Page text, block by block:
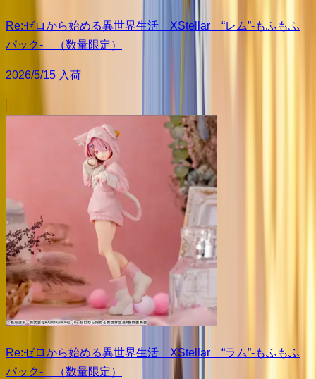
Re:ゼロから始める異世界生活 XStellar “レム”-もふもふ
パック- （数量限定）
2026/5/15 入荷
Re:ゼロから始める異世界生活 XStellar “ラム”-もふもふ
パック- （数量限定）